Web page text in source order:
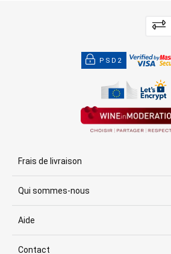
PSD2
Frais de livraison
Qui sommes-nous
Aide
Contact